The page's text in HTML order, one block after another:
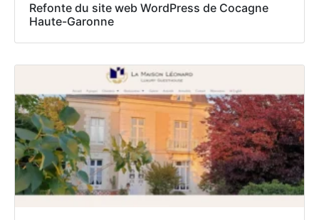
Refonte du site web WordPress de Cocagne
Haute-Garonne